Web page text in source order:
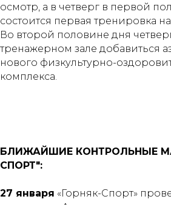
осмотр, а в четверг в первой
состоится первая тренировка
Во второй половине дня
тренажерном зале добавиться
нового физкультурно-
комплекса.
БЛИЖАЙШИЕ КОНТРОЛЬНЫЕ
СПОРТ":
27 января «Горняк-Спорт»